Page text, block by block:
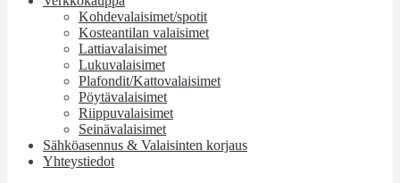
Kohdevalaisimet/spotit
Kosteantilan valaisimet
Lattiavalaisimet
Lukuvalaisimet
Plafondit/Kattovalaisimet
Pöytävalaisimet
Riippuvalaisimet
Seinävalaisimet
Sähköasennus & Valaisinten korjaus
Yhteystiedot